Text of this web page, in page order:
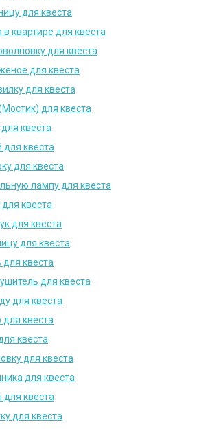
для квеста
квартире для квеста
для квеста
для квеста
для квеста
для квеста
квеста
для квеста
для квеста
лампу для квеста
квеста
для квеста
для квеста
квеста
для квеста
для квеста
квеста
квеста
для квеста
для квеста
для квеста
для квеста